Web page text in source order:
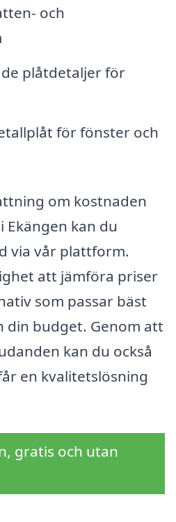
och
plåtdetaljer för
för fönster och
om kostnaden
kan du
via vår plattform.
att jämföra priser
som passar bäst
din budget. Genom att
kan du också
en kvalitetslösning
gratis och utan